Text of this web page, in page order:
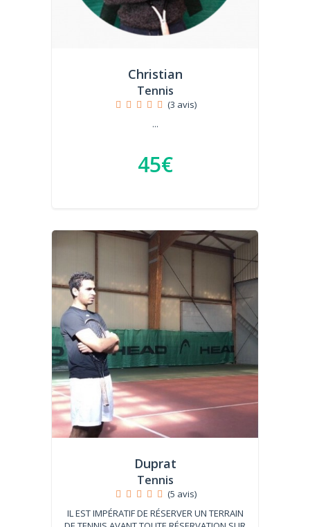
Christian
Tennis
(3 avis)
...
45€
Duprat
Tennis
(5 avis)
IL EST IMPÉRATIF DE RÉSERVER UN TERRAIN